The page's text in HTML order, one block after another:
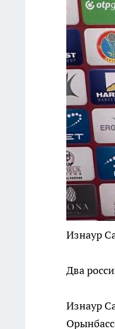
Изнаур
Два
Изнаур